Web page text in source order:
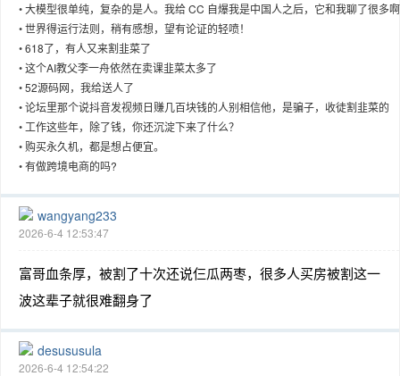
•大模型很单纯，复杂的是人。我给 CC 自爆我是中国人之后，它和我聊了很多啊
•世界得运行法则，稍有感想，望有论证的轻喷！
•618了，有人又来割韭菜了
•这个AI教父李一舟依然在卖课韭菜太多了
•52源码网，我给送人了
•论坛里那个说抖音发视频日赚几百块钱的人别相信他，是骗子，收徒割韭菜的
• 工作这些年，除了钱，你还沉淀下来了什么？
• 购买永久机，都是想占便宜。
•有做跨境电商的吗?
wangyang233
2026-6-4 12:53:47
富哥血条厚，被割了十次还说仨瓜两枣，很多人买房被割这一
波这辈子就很难翻身了
desususula
2026-6-4 12:54:22